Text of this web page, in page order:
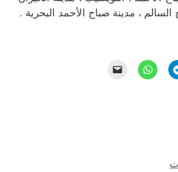
، مدينة صباح الأحمد البحرية .